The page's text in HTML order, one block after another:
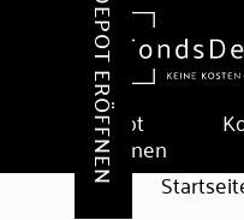
Depot
eröffnen
DEPOT ERÖFFNEN